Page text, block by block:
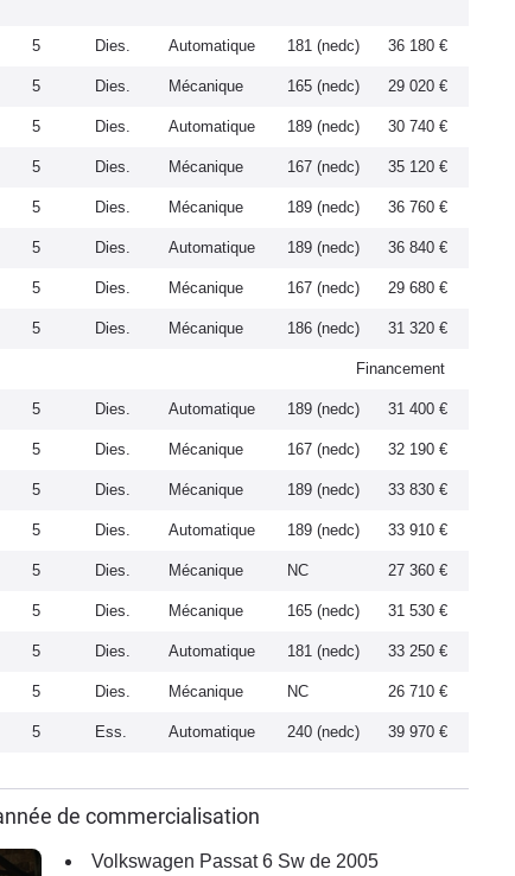
5 Dies. Automatique 181 (nedc) 36 180 €
5 Dies. Mécanique 165 (nedc) 29 020 €
5 Dies. Automatique 189 (nedc) 30 740 €
5 Dies. Mécanique 167 (nedc) 35 120 €
5 Dies. Mécanique 189 (nedc) 36 760 €
5 Dies. Automatique 189 (nedc) 36 840 €
5 Dies. Mécanique 167 (nedc) 29 680 €
5 Dies. Mécanique 186 (nedc) 31 320 €
Financement
5 Dies. Automatique 189 (nedc) 31 400 €
5 Dies. Mécanique 167 (nedc) 32 190 €
5 Dies. Mécanique 189 (nedc) 33 830 €
5 Dies. Automatique 189 (nedc) 33 910 €
5 Dies. Mécanique NC 27 360 €
5 Dies. Mécanique 165 (nedc) 31 530 €
5 Dies. Automatique 181 (nedc) 33 250 €
5 Dies. Mécanique NC 26 710 €
5 Ess. Automatique 240 (nedc) 39 970 €
de commercialisation
Volkswagen Passat 6 Sw de 2005